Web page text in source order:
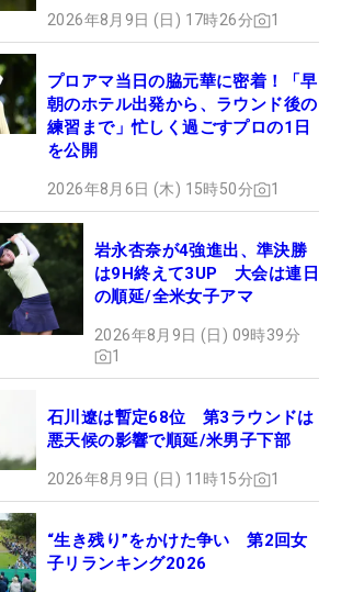
2026年8月9日 (日) 17時26分 1
プロアマ当日の脇元華に密着！「早
朝のホテル出発から、ラウンド後の
練習まで」忙しく過ごすプロの1日
を公開
2026年8月6日 (木) 15時50分 1
岩永杏奈が4強進出、準決勝
は9H終えて3UP 大会は連日
の順延/全米女子アマ
2026年8月9日 (日) 09時39分
1
石川遼は暫定68位 第3ラウンドは
悪天候の影響で順延/米男子下部
2026年8月9日 (日) 11時15分 1
“生き残り”をかけた争い 第2回女
子リランキング2026